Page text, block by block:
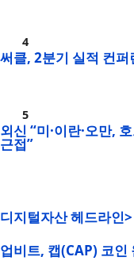
써클, 2분기 실적 컨퍼
외신 “미·이란·오만,
근접”
디지털자산 헤드라인>
업비트, 캡(CAP) 코인